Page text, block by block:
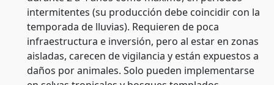
intermitentes (su producción debe coincidir con la
temporada de lluvias). Requieren de poca
infraestructura e inversión, pero al estar en zonas
aisladas, carecen de vigilancia y están expuestos a
daños por animales. Solo pueden implementarse